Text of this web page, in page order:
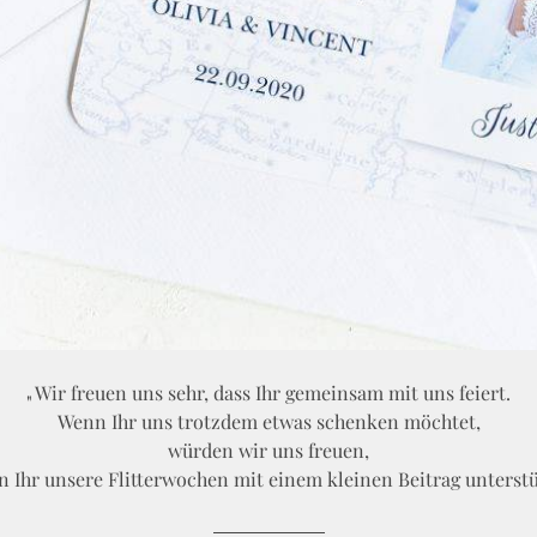
Wir freuen uns sehr, dass Ihr gemeinsam mit uns feiert.
Wenn Ihr uns trotzdem etwas schenken möchtet,
würden wir uns freuen,
Ihr unsere Flitterwochen mit einem kleinen Beitrag